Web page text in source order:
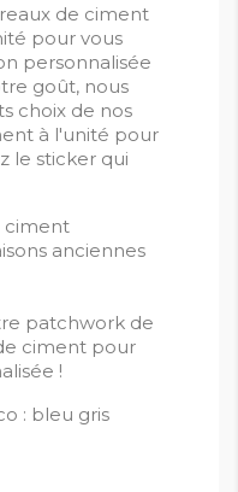
de ciment
pour vous
personnalisée
goût, nous
choix de nos
à l'unité pour
le sticker qui
ciment
anciennes
patchwork de
ciment pour
!
: bleu gris